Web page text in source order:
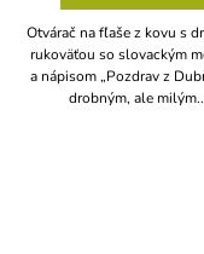
Otvárač na fľaše z kovu s
rukoväťou so slovackým
a nápisom „Pozdrav z
drobným, ale